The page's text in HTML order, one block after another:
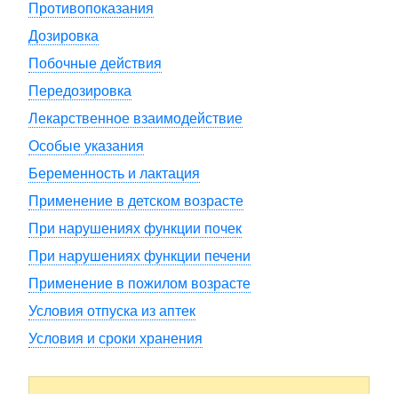
Противопоказания
Дозировка
Побочные действия
Передозировка
Лекарственное взаимодействие
Особые указания
Беременность и лактация
Применение в детском возрасте
При нарушениях функции почек
При нарушениях функции печени
Применение в пожилом возрасте
Условия отпуска из аптек
Условия и сроки хранения